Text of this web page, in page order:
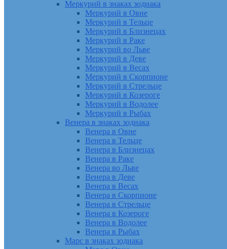
Меркурий в знаках зодиака
Меркурий в Овне
Меркурий в Тельце
Меркурий в Близнецах
Меркурий в Раке
Меркурий во Льве
Меркурий в Деве
Меркурий в Весах
Меркурий в Скорпионе
Меркурий в Стрельце
Меркурий в Козероге
Меркурий в Водолее
Меркурий в Рыбах
Венера в знаках зодиака
Венера в Овне
Венера в Тельце
Венера в Близнецах
Венера в Раке
Венера во Льве
Венера в Деве
Венера в Весах
Венера в Скорпионе
Венера в Стрельце
Венера в Козероге
Венера в Водолее
Венера в Рыбах
Марс в знаках зодиака